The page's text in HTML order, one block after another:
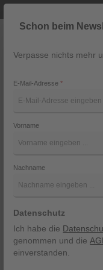
Navigation
Bildergalerie
Schon beim
Verpasse nichts mehr
E-Mail-Adresse*
Vorname
Nachname
Datenschutz
Ich habe die
genommen und die
einverstanden.